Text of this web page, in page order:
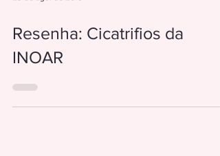
23 de ago. de 2018
Resenha: Cicatrifios da
INOAR